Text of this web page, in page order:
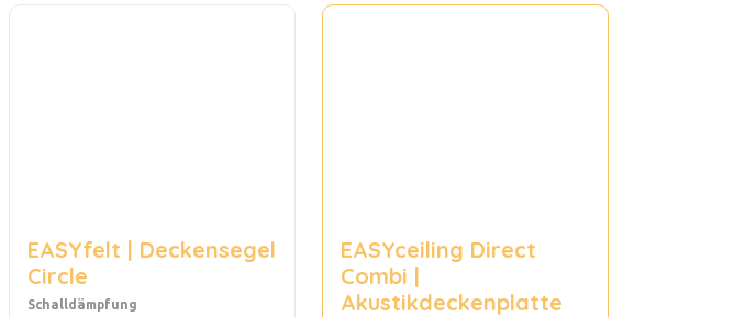
EASYfelt | Deckensegel
Circle
Schalldämpfung
EASYceiling Direct
Combi |
Akustikdeckenplatte